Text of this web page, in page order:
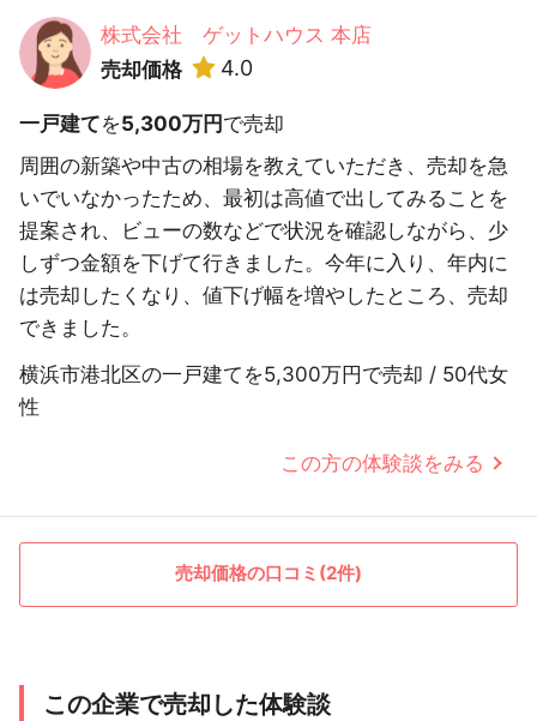
株式会社 ゲットハウス 本店
売却価格
4.0
一戸建てを5,300万円 で売却
周囲の新築や中古の相場を教えていただき、売却を急
いでいなかったため、最初は高値で出してみることを
提案され、ビューの数などで状況を確認しながら、少
しずつ金額を下げて行きました。今年に入り、年内に
は売却したくなり、値下げ幅を増やしたところ、売却
できました。
横浜市港北区の一戸建てを5,300万円で売却 / 50代女
性
この方の体験談をみる
売却価格の口コミ(2件)
この企業で売却した体験談